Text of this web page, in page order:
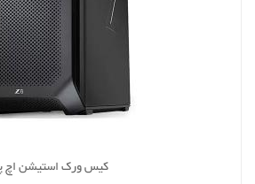
کیس ورک استیشن اچ